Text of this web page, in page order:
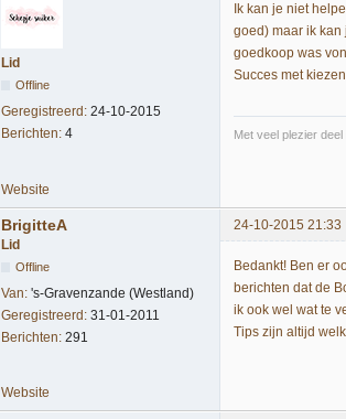
Lid
Offline
Geregistreerd: 24-10-2015
Berichten: 4
Ik kan je niet
goed) maar ik
goedkoop was
Succes met
Met veel plezier
Website
BrigitteA
24-10-2015 21:33
Lid
Offline
Van: 's-Gravenzande (Westland)
Geregistreerd: 31-01-2011
Berichten: 291
Bedankt! Ben er
berichten dat de
ik ook wel wat te
Tips zijn altijd
Website